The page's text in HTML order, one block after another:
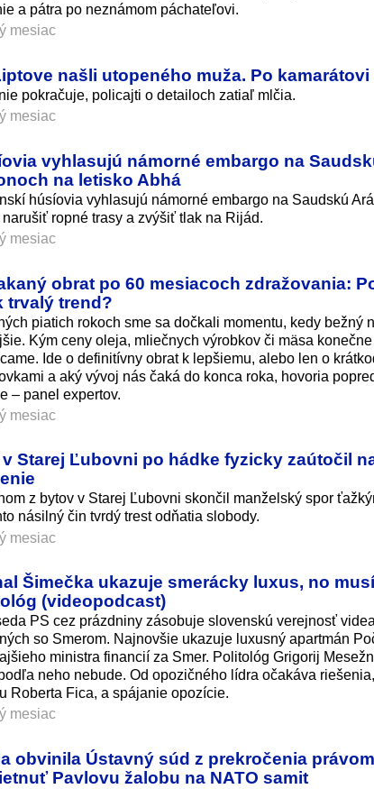
a pátra po neznámom páchateľovi.
mesiac
našli utopeného muža. Po
pokračuje, policajti o detailoch zatiaľ mlčia.
mesiac
vyhlasujú námorné embargo na
na letisko Abhá
húsíovia vyhlasujú námorné embargo na Saudskú
narušiť ropné trasy a zvýšiť tlak na Rijád.
mesiac
obrat po 60 mesiacoch zdražovania:
trvalý trend?
piatich rokoch sme sa dočkali momentu, kedy bežný
Kým ceny oleja, mliečnych výrobkov či mäsa
Ide o definitívny obrat k lepšiemu, alebo len o
a aký vývoj nás čaká do konca roka, hovoria
– panel expertov.
mesiac
v Starej Ľubovni po hádke fyzicky zaútočil
z bytov v Starej Ľubovni skončil manželský spor
násilný čin tvrdý trest odňatia slobody.
mesiac
Šimečka ukazuje smerácky luxus, no
(videopodcast)
PS cez prázdniny zásobuje slovenskú verejnosť
so Smerom. Najnovšie ukazuje luxusný apartmán
ministra financií za Smer. Politológ Grigorij
neho nebude. Od opozičného lídra očakáva
Roberta Fica, a spájanie opozície.
mesiac
obvinila Ústavný súd z prekročenia
Pavlovu žalobu na NATO samit